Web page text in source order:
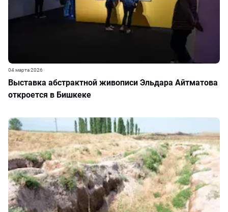
Выставка абстрактной живописи Эльдара Айтматова
откроется в Бишкеке
04 марта 2026